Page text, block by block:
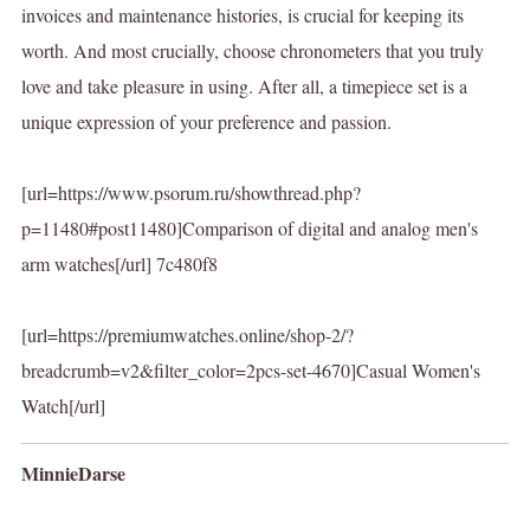
invoices and maintenance histories, is crucial for keeping its
worth. And most crucially, choose chronometers that you truly
love and take pleasure in using. After all, a timepiece set is a
unique expression of your preference and passion.
[url=https://www.psorum.ru/showthread.php?
p=11480#post11480]Comparison of digital and analog men's
arm watches[/url] 7c480f8
[url=https://premiumwatches.online/shop-2/?
breadcrumb=v2&filter_color=2pcs-set-4670]Casual Women's
Watch[/url]
MinnieDarse